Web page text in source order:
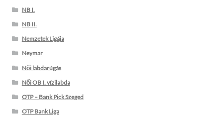
NB I.
NB II.
Nemzetek Ligája
Neymar
Női labdarúgás
Női OB I. vízilabda
OTP – Bank Pick Szeged
OTP Bank Liga